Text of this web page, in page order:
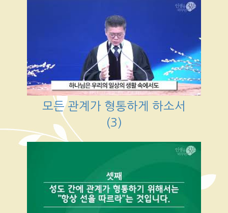
모든 관계가 형통하게 하소서
(3)